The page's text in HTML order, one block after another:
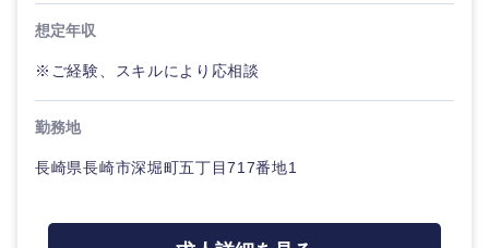
想定年収
※ご経験、スキルにより応相談
勤務地
長崎県長崎市深堀町五丁目717番地1